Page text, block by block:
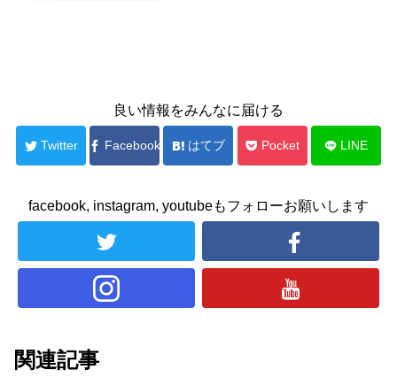
良い情報をみんなに届ける
Twitter Facebook はてブ Pocket LINE
facebook, instagram, youtubeもフォローお願いします
関連記事